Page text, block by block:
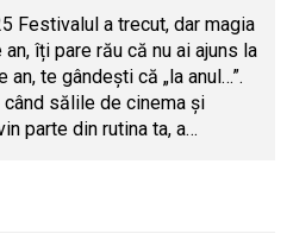
Festivalul a trecut, dar magia
îți pare rău că nu ai ajuns la
te gândești că „la anul…”.
sălile de cinema și
parte din rutina ta, a…